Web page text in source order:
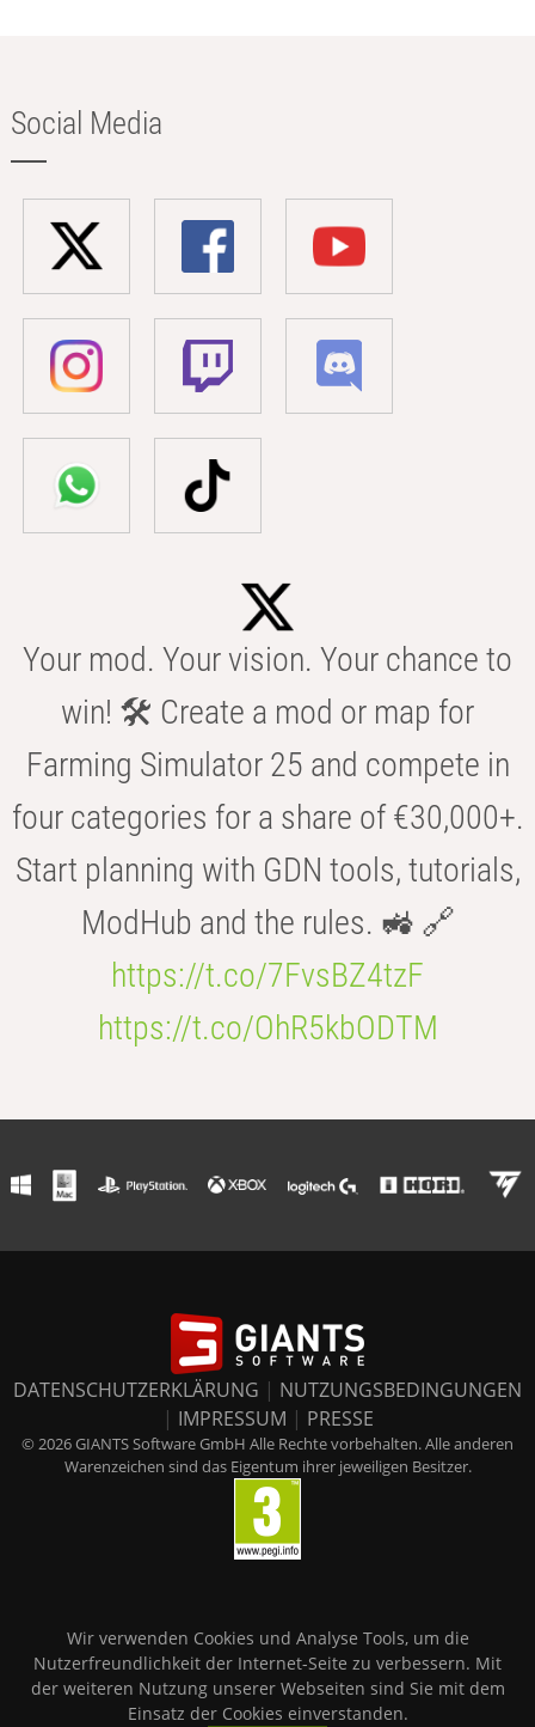
Social Media
Your mod. Your vision. Your chance to
win! 🛠️ Create a mod or map for
Farming Simulator 25 and compete in
four categories for a share of €30,000+.
Start planning with GDN tools, tutorials,
ModHub and the rules. 🚜 🔗
https://t.co/7FvsBZ4tzF
https://t.co/OhR5kbODTM
DATENSCHUTZERKLÄRUNG | NUTZUNGSBEDINGUNGEN
| IMPRESSUM | PRESSE
© 2026 GIANTS Software GmbH Alle Rechte vorbehalten. Alle anderen
Warenzeichen sind das Eigentum ihrer jeweiligen Besitzer.
Wir verwenden Cookies und Analyse Tools, um die
Nutzerfreundlichkeit der Internet-Seite zu verbessern. Mit
der weiteren Nutzung unserer Webseiten sind Sie mit dem
Einsatz der Cookies einverstanden.